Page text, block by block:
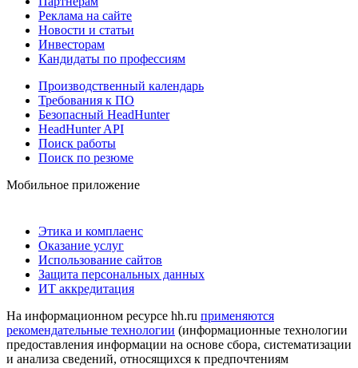
Реклама на сайте
Новости и статьи
Инвесторам
Кандидаты по профессиям
Производственный календарь
Требования к ПО
Безопасный HeadHunter
HeadHunter API
Поиск работы
Поиск по резюме
Мобильное приложение
Этика и комплаенс
Оказание услуг
Использование сайтов
Защита персональных данных
ИТ аккредитация
На информационном ресурсе hh.ru применяются
рекомендательные технологии (информационные технологии
предоставления информации на основе сбора, систематизации
и анализа сведений, относящихся к предпочтениям